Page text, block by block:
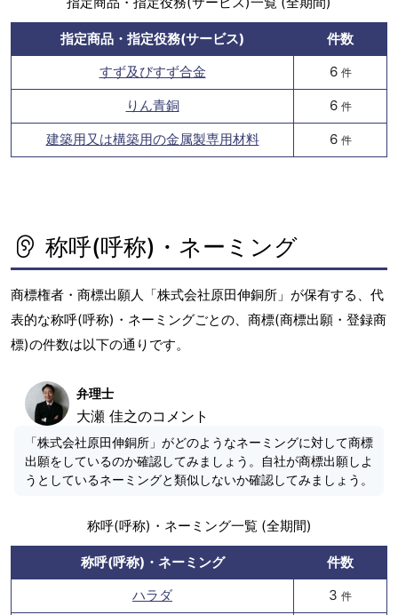
指定商品・指定役務(サービス)
件数
すず及びすず合金
6 件
りん青銅 6 件
建築用又は構築用の金属製専用材料 6 件
称呼(呼称)・ネーミング
商標権者・商標出願人「株式会社原田伸銅所」が保有する、代
表的な称呼(呼称)・ネーミングごとの、商標(商標出願・登録商
標)の件数は以下の通りです。
弁理士
大瀬 佳之のコメント
「株式会社原田伸銅所」がどのようなネーミングに対して商標
出願をしているのか確認してみましょう。自社が商標出願しよ
うとしているネーミングと類似しないか確認してみましょう。
称呼(呼称)・ネーミング一覧 (全期間)
称呼(呼称)・ネーミング
件数
ハラダ
3 件